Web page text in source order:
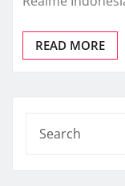
READ MORE